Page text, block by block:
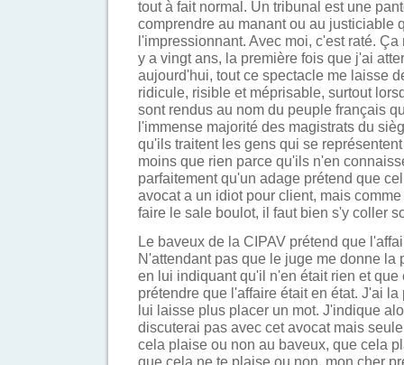
tout à fait normal. Un tribunal est une
comprendre au manant ou au justiciable
l'impressionnant. Avec moi, c'est raté.
y a vingt ans, la première fois que j'ai
aujourd'hui, tout ce spectacle me laisse
ridicule, risible et méprisable, surtout
sont rendus au nom du peuple français
l'immense majorité des magistrats du
qu'ils traitent les gens qui se
moins que rien parce qu'ils n'en
parfaitement qu'un adage prétend que
avocat a un idiot pour client, mais
faire le sale boulot, il faut bien s'y coller
Le baveux de la CIPAV prétend que
N'attendant pas que le juge me donne la
en lui indiquant qu'il n'en était rien et que
prétendre que l'affaire était en état. J'ai
lui laisse plus placer un mot. J'indique
discuterai pas avec cet avocat mais
cela plaise ou non au baveux, que cela
que cela ne te plaise ou non, mon cher